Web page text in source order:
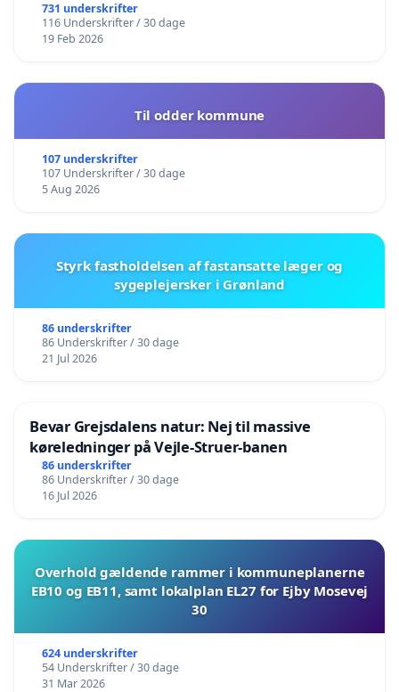
731 underskrifter
116 Underskrifter / 30 dage
19 Feb 2026
Til odder kommune
107 underskrifter
107 Underskrifter / 30 dage
5 Aug 2026
Styrk fastholdelsen af fastansatte læger og
sygeplejersker i Grønland
86 underskrifter
86 Underskrifter / 30 dage
21 Jul 2026
Bevar Grejsdalens natur: Nej til massive
køreledninger på Vejle-Struer-banen
86 underskrifter
86 Underskrifter / 30 dage
16 Jul 2026
Overhold gældende rammer i kommuneplanerne
EB10 og EB11, samt lokalplan EL27 for Ejby Mosevej
30
624 underskrifter
54 Underskrifter / 30 dage
31 Mar 2026